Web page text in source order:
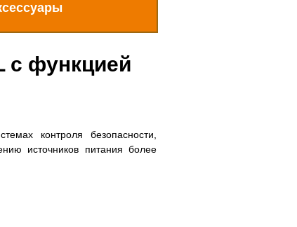
с функцией
контроля безопасности,
источников питания более